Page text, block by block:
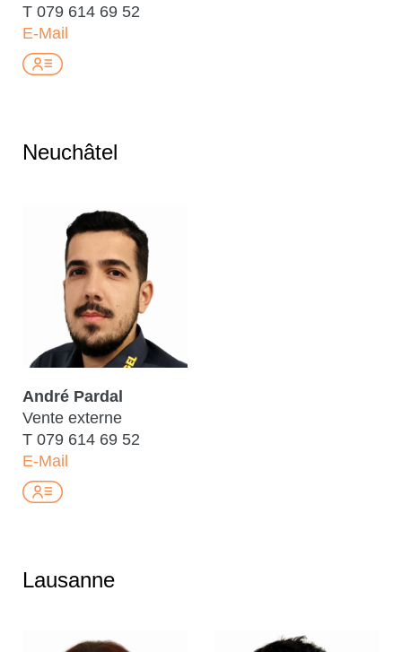
T 079 614 69 52
E-Mail
Neuchâtel
André Pardal
Vente externe
T 079 614 69 52
E-Mail
Lausanne